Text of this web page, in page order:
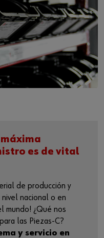
es de vital
de producción y
nacional o en
mundo! ¿Qué nos
las Piezas-C?
y servicio en